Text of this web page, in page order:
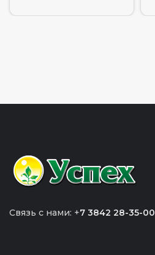
Связь с нами: +7 3842 28-35-00